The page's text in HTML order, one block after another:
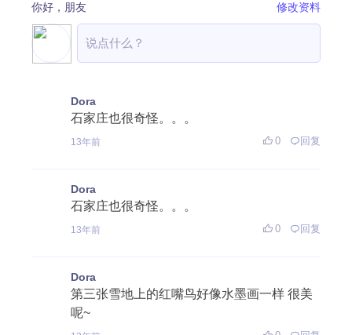
你好， 朋友 修改资料
Dora
石家庄也很奇怪。。。
13年前 0 回复
Dora
石家庄也很奇怪。。。
13年前 0 回复
Dora
第三张雪地上的红嘴鸟好像水墨画一样 很美
呢~